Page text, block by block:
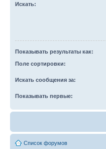
Искать:
Показывать результаты как:
Поле сортировки:
Искать сообщения за:
Показывать первые:
Список форумов